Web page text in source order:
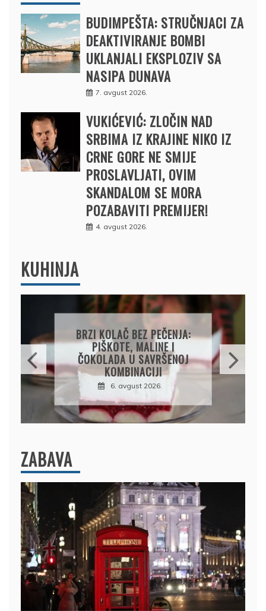
BUDIMPEŠTA: STRUČNJACI ZA
DEAKTIVIRANJE BOMBI
UKLANJALI EKSPLOZIV SA
NASIPA DUNAVA
7. avgust 2026.
VUKIĆEVIĆ: ZLOČIN NAD
SRBIMA IZ KRAJINE NIKO IZ
CRNE GORE NE SMIJE
PROSLAVLJATI, OVIM
SKANDALOM SE MORA
POZABAVITI PREMIJER!
4. avgust 2026.
KUHINJA
PAPRIKE SA MESOM I
PIRINČEM NA KAŠIKU:
SOČAN I JEDNOSTAVAN
RUČAK IZ JEDNE ŠERPE
7. avgust 2026.
ZABAVA